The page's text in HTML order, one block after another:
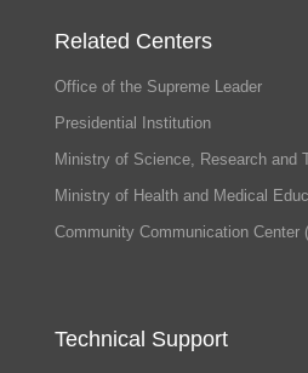
Related Centers
Office of the Supreme Leader
Presidential Institution
Ministry of Science, Research and
Ministry of Health and Medical
Community Communication Center
Technical Support